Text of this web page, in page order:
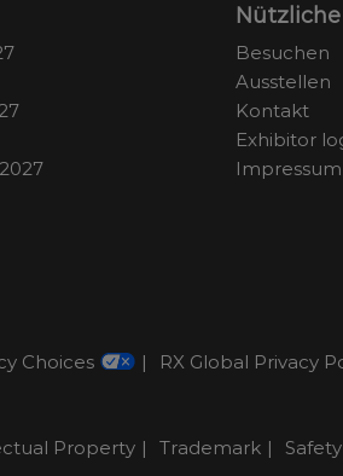
Besuchen
Ausstellen
Kontakt
Exhibitor
Impressum
Choices RX Global Privacy
Property Trademark